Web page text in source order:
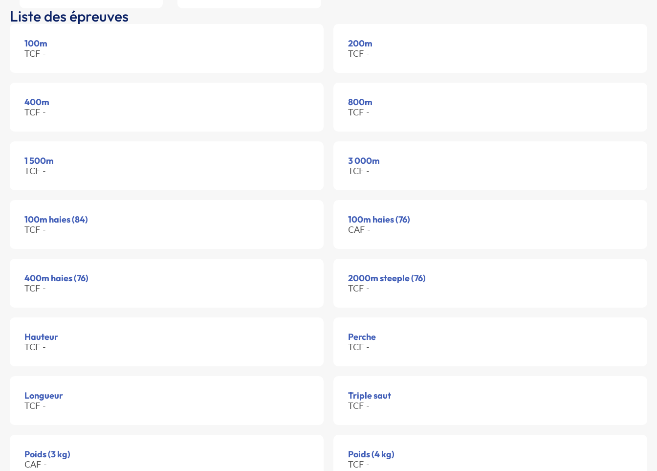
Liste des épreuves
100m
TCF -
200m
TCF -
400m
TCF -
800m
TCF -
1 500m
TCF -
3 000m
TCF -
100m haies (84)
TCF -
100m haies (76)
CAF -
400m haies (76)
TCF -
2000m steeple (76)
TCF -
Hauteur
TCF -
Perche
TCF -
Longueur
TCF -
Triple saut
TCF -
Poids (3 kg)
CAF -
Poids (4 kg)
TCF -